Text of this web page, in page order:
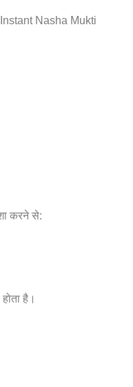
Instant Nasha Mukti
करने से:
है।